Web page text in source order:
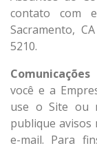
contato com
Sacramento,
5210.
você e a
use o Site ou
publique avisos
e-mail. Para